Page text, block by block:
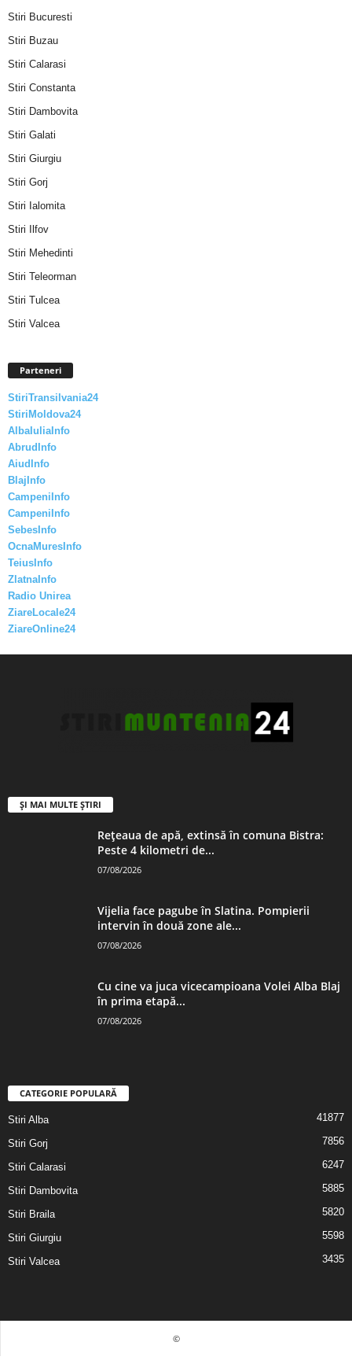
Stiri Bucuresti
Stiri Buzau
Stiri Calarasi
Stiri Constanta
Stiri Dambovita
Stiri Galati
Stiri Giurgiu
Stiri Gorj
Stiri Ialomita
Stiri Ilfov
Stiri Mehedinti
Stiri Teleorman
Stiri Tulcea
Stiri Valcea
Parteneri
StiriTransilvania24
StiriMoldova24
AlbaIuliaInfo
AbrudInfo
AiudInfo
BlajInfo
CampeniInfo
CampeniInfo
SebesInfo
OcnaMuresInfo
TeiusInfo
ZlatnaInfo
Radio Unirea
ZiareLocale24
ZiareOnline24
ȘI MAI MULTE ȘTIRI
Rețeaua de apă, extinsă în comuna Bistra:
Peste 4 kilometri de...
07/08/2026
Vijelia face pagube în Slatina. Pompierii
intervin în două zone ale...
07/08/2026
Cu cine va juca vicecampioana Volei Alba Blaj
în prima etapă...
07/08/2026
CATEGORIE POPULARĂ
Stiri Alba 41877
Stiri Gorj 7856
Stiri Calarasi 6247
Stiri Dambovita 5885
Stiri Braila 5820
Stiri Giurgiu 5598
Stiri Valcea 3435
©